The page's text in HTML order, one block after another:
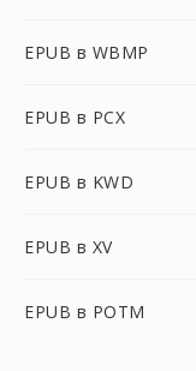
EPUB в WBMP
EPUB в PCX
EPUB в KWD
EPUB в XV
EPUB в POTM